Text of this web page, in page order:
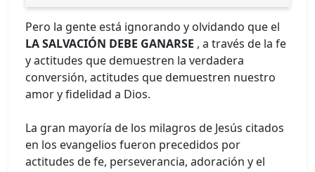
Pero la gente está ignorando y olvidando que el
LA SALVACIÓN DEBE GANARSE , a través de la fe
y actitudes que demuestren la verdadera
conversión, actitudes que demuestren nuestro
amor y fidelidad a Dios.
La gran mayoría de los milagros de Jesús citados
en los evangelios fueron precedidos por
actitudes de fe, perseverancia, adoración y el